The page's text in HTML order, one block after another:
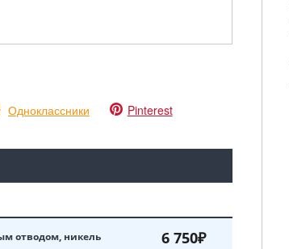
Одноклассники Pinterest
отводом, никель 6 750₽